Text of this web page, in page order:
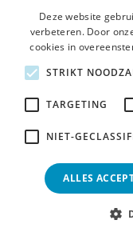
Vraag &
De LCR
Contact
Afkortingenlijst
Deze website
verbeteren. Door
cookies in
STRIKT
TARGETING
NIET-
ALLES